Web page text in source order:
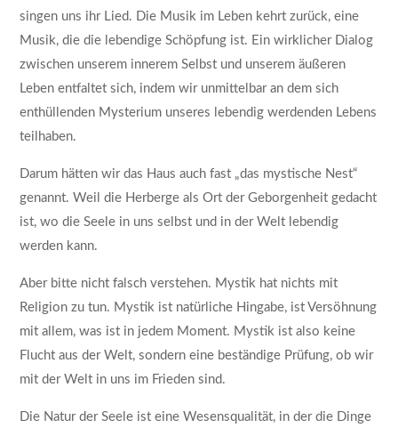
singen uns ihr Lied. Die Musik im Leben kehrt zurück, eine
Musik, die die lebendige Schöpfung ist. Ein wirklicher Dialog
zwischen unserem innerem Selbst und unserem äußeren
Leben entfaltet sich, indem wir unmittelbar an dem sich
enthüllenden Mysterium unseres lebendig werdenden Lebens
teilhaben.
Darum hätten wir das Haus auch fast „das mystische Nest“
genannt. Weil die Herberge als Ort der Geborgenheit gedacht
ist, wo die Seele in uns selbst und in der Welt lebendig
werden kann.
Aber bitte nicht falsch verstehen. Mystik hat nichts mit
Religion zu tun. Mystik ist natürliche Hingabe, ist Versöhnung
mit allem, was ist in jedem Moment. Mystik ist also keine
Flucht aus der Welt, sondern eine beständige Prüfung, ob wir
mit der Welt in uns im Frieden sind.
Die Natur der Seele ist eine Wesensqualität, in der die Dinge